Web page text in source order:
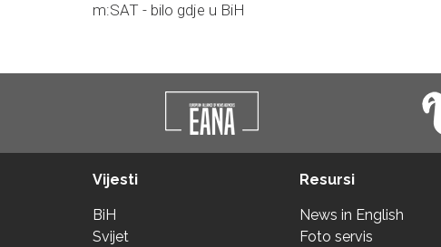
m:SAT - bilo gdje u BiH
Vijesti
BiH
Svijet
Resursi
News in English
Foto servis